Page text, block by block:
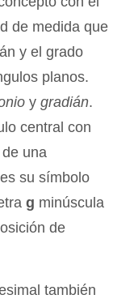
de medida que
y el grado
planos.
y gradián.
central con
una
es su símbolo
g minúscula
de
también